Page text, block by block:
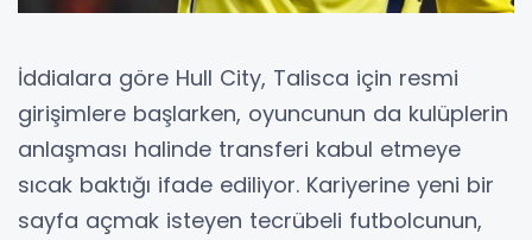
İddialara göre Hull City, Talisca için resmi
girişimlere başlarken, oyuncunun da kulüplerin
anlaşması halinde transferi kabul etmeye
sıcak baktığı ifade ediliyor. Kariyerine yeni bir
sayfa açmak isteyen tecrübeli futbolcunun,